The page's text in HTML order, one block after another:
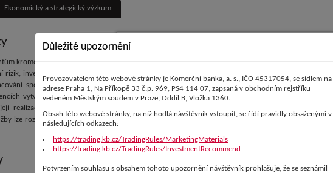
Ekonomický a strategický výzkum
kromě přístupu na finanční
investování na finančním
společnosti. Na základě
vytvoří naši specialisté v
realizaci pružně reagují na
lze rozdělit do následujících
Důležité upozornění
Provozovatelem této webové stránky je Komerční banka, a. s., IČO 45317054, se sídlem na
adrese Praha 1, Na Příkopě 33 č.p. 969, PS4 114 07, zapsaná v obchodním rejstříku
vedeném Městským soudem v Praze, Oddíl B, Vložka 1360.
Obsah této webové stránky, na níž hodlá návštěvník vstoupit, se řídí pravidly obsaženými v
následujících odkazech:
https://trading.kb.cz/TradingRules/MarketingMaterials
https://trading.kb.cz/TradingRules/InvestmentRecommend
Potvrzením souhlasu s obsahem tohoto upozornění návštěvník prohlašuje, že se seznámil